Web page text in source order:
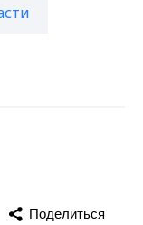
Поделиться